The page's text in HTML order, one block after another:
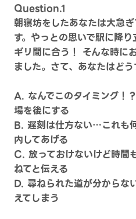
Question.1
朝寝坊をしたあなたは大急
す。やっとの思いで駅に降
ギリ間に合う！ そんな時に
ました。さて、あなたはどう
A. なんでこのタイミング！
場を後にする
B. 遅刻は仕方ない…これも
内してあげる
C. 放っておけないけど時間
ねてと伝える
D. 尋ねられた道が分からな
えてしまう